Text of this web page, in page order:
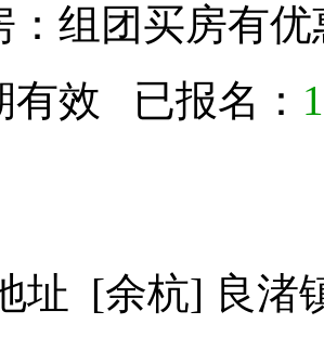
组团买房有
有效 已报名：
址 [余杭] 良渚